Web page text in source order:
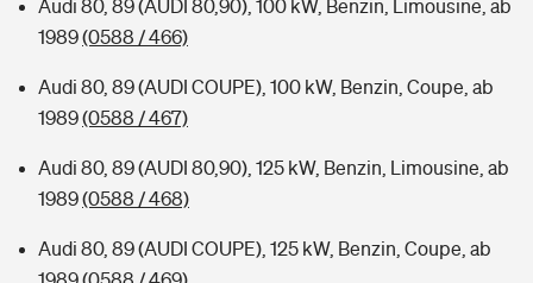
Audi 80, 89 (AUDI 80,90), 100 kW, Benzin, Limousine, ab
1989(0588 / 466)
Audi 80, 89 (AUDI COUPE), 100 kW, Benzin, Coupe, ab
1989(0588 / 467)
Audi 80, 89 (AUDI 80,90), 125 kW, Benzin, Limousine, ab
1989(0588 / 468)
Audi 80, 89 (AUDI COUPE), 125 kW, Benzin, Coupe, ab